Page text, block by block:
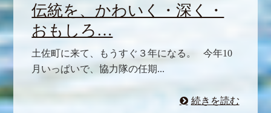
伝統を、かわいく・深く・
おもしろ…
土佐町に来て、もうすぐ３年になる。 今年10
月いっぱいで、協力隊の任期...
続きを読む